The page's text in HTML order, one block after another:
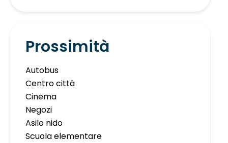
Prossimità
Autobus
Centro città
Cinema
Negozi
Asilo nido
Scuola elementare